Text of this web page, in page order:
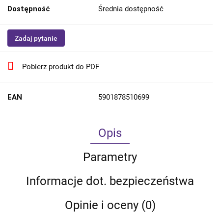
Dostępność Średnia dostępność
Zadaj pytanie
Pobierz produkt do PDF
EAN 5901878510699
Opis
Parametry
Informacje dot. bezpieczeństwa
Opinie i oceny (0)